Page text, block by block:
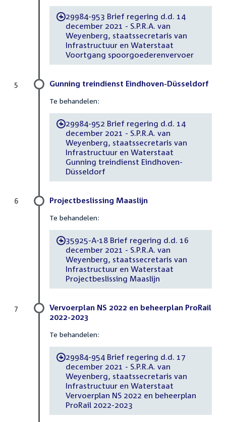
-29984-953 Brief regering d.d. 14
december 2021 - S.P.R.A. van
Weyenberg, staatssecretaris van
Infrastructuur en Waterstaat
Voortgang spoorgoederenvervoer
Gunning treindienst Eindhoven-Düsseldorf
Te behandelen:
-29984-952 Brief regering d.d. 14
december 2021 - S.P.R.A. van
Weyenberg, staatssecretaris van
Infrastructuur en Waterstaat
Gunning treindienst Eindhoven-
Düsseldorf
5
Projectbeslissing Maaslijn
Te behandelen:
-35925-A-18 Brief regering d.d. 16
december 2021 - S.P.R.A. van
Weyenberg, staatssecretaris van
Infrastructuur en Waterstaat
Projectbeslissing Maaslijn
6
Vervoerplan NS 2022 en beheerplan ProRail
2022-2023
Te behandelen:
-29984-954 Brief regering d.d. 17
december 2021 - S.P.R.A. van
Weyenberg, staatssecretaris van
Infrastructuur en Waterstaat
Vervoerplan NS 2022 en beheerplan
ProRail 2022-2023
7